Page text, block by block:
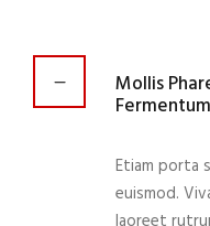
Mollis
Fermentum
Etiam porta
euismod.